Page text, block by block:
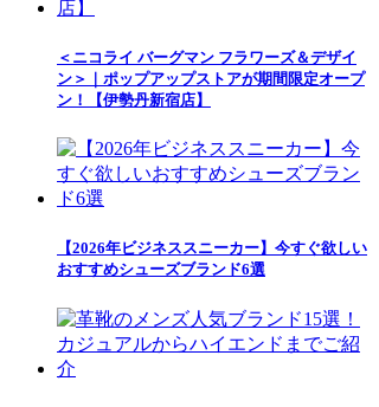
＜ニコライ バーグマン フラワーズ＆デザイ
ン＞｜ポップアップストアが期間限定オープ
ン！【伊勢丹新宿店】
【2026年ビジネススニーカー】今すぐ欲しい
おすすめシューズブランド6選